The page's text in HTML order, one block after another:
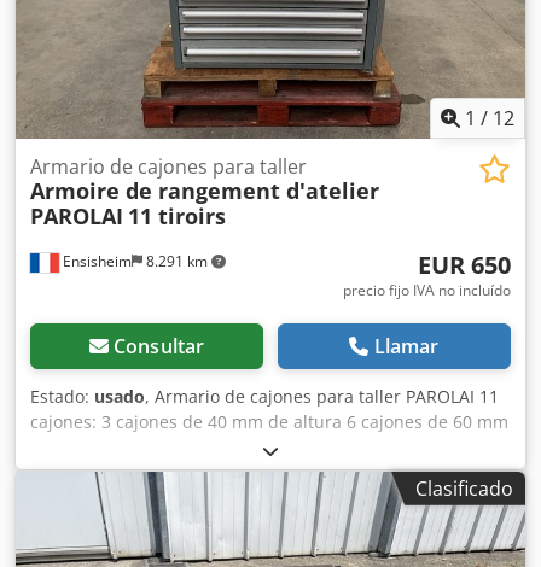
altura desde el suelo de 85 cm, rampas dobles
electrohidráulicas con doble pistón para una apertura
completa, rampas ajustables en anchura, rampas
galvanizadas en caliente, par de ganchos laterales tipo
Rud y alojamiento para puntales, suelo de chapa y
madera, n.º 12 neumáticos 245.70 R 17.5, laterales de
aluminio en el cuello, garantía del fabricante,
CONCESIONARIO INTERDRIVE SRL - PARMA. Dodpoznm
Tqsfx Akkjkr
1 / 12
Ensisheim 8.291 km
Armario de cajones para taller
Armoire de rangement d'atelier
PAROLAI 11 tiroirs
EUR 650
precio fijo IVA no incluído
Consultar Llamar
Estado: usado, Armario de cajones para taller PAROLAI 11
cajones: 3 cajones de 40 mm de altura 6 cajones de 60 mm
de altura 1 cajón de 150 mm de altura 1 cajón de 90 mm
de altura Dimensiones (L x An x Al): 910 x 720 x 1110 mm
Dsdpjzmxttofx Akkskr Peso: aprox. 150 kg
Clasificado